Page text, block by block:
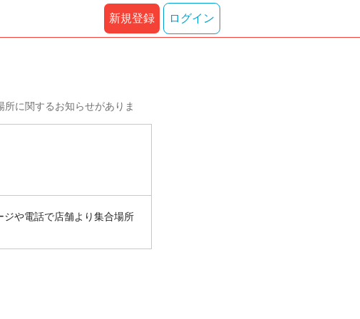
新規登録 ログイン
に関するお知らせがありま
や電話で店舗より集合場所